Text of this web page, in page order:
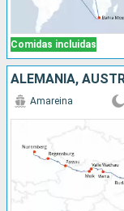
Comidas incluidas
ALEMANIA,
Amareina